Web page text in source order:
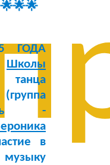
ГОДА
Школы
-
в